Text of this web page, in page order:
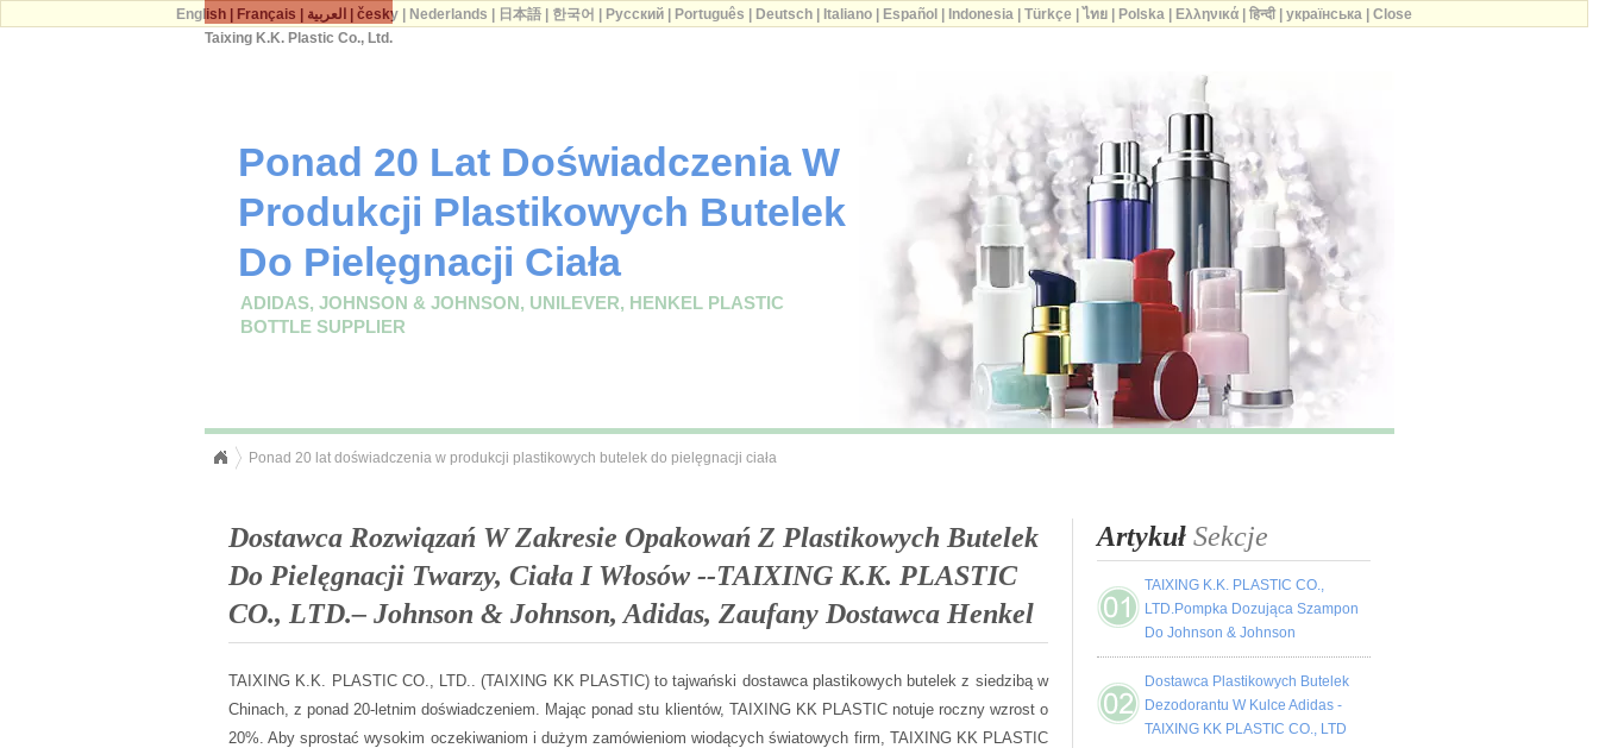
Taixing K.K. Plastic Co., Ltd.
Ponad 20 Lat Doświadczenia W
Produkcji Plastikowych Butelek
Do Pielęgnacji Ciała
ADIDAS, JOHNSON & JOHNSON, UNILEVER, HENKEL PLASTIC
BOTTLE SUPPLIER
Ponad 20 lat doświadczenia w produkcji plastikowych butelek do pielęgnacji ciała
Dostawca Rozwiązań W Zakresie Opakowań Z Plastikowych Butelek
Do Pielęgnacji Twarzy, Ciała I Włosów --TAIXING K.K. PLASTIC
CO., LTD.– Johnson & Johnson, Adidas, Zaufany Dostawca Henkel
TAIXING K.K. PLASTIC CO., LTD.. (TAIXING KK PLASTIC) to tajwański dostawca plastikowych butelek z siedzibą w
Chinach, z ponad 20-letnim doświadczeniem. Mając ponad stu klientów, TAIXING KK PLASTIC notuje roczny wzrost o
20%. Aby sprostać wysokim oczekiwaniom i dużym zamówieniom wiodących światowych firm, TAIXING KK PLASTIC
Artykuł Sekcje
TAIXING K.K. PLASTIC CO.,
LTD.Pompka Dozująca Szampon
Do Johnson & Johnson
Dostawca Plastikowych Butelek
Dezodorantu W Kulce Adidas -
TAIXING KK PLASTIC CO., LTD
English| Français العربية česky| Nederlands 日本語| 한국어 Русский| Português Deutsch| Italiano| Español Indonesia| Türkçe ไทย| Polska| Ελληνικά| हिन्दी| українська| Close